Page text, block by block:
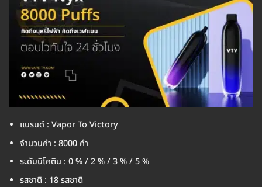
แบรนด์ : Vapor To Victory
จำนวนคำ : 8000 คำ
ระดับนิโคติน : 0 % / 2 % / 3 % / 5 %
รสชาติ : 18 รสชาติ